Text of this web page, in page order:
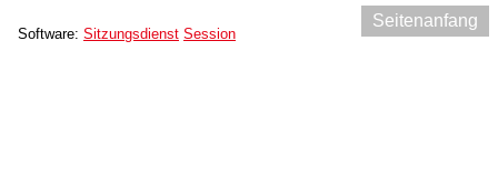
Seitenanfang
Software: Sitzungsdienst Session